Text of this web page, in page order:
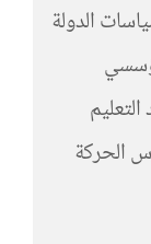
الدولة
الحركة